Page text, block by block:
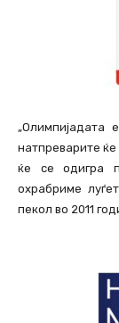
„Олимпијадата
натпреварите
ќе се одигра
охрабриме
пекол во 2011